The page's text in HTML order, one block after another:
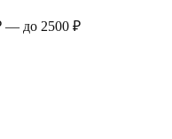
— до 2500 ₽